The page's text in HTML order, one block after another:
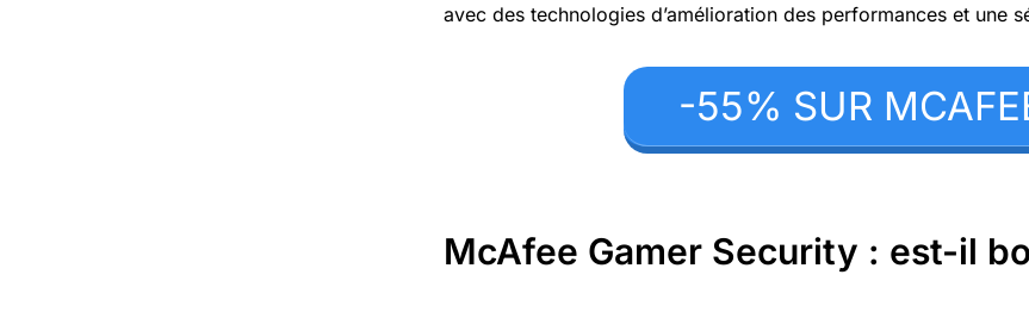
avec des technologies d’amélioration des performances et une
-55% SUR
McAfee Gamer Security : est-il